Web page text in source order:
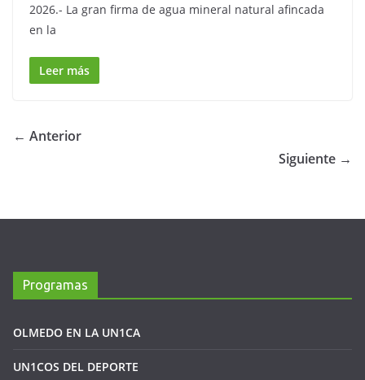
2026.- La gran firma de agua mineral natural afincada
en la
Leer más
← Anterior
Siguiente →
Programas
OLMEDO EN LA UN1CA
UN1COS DEL DEPORTE